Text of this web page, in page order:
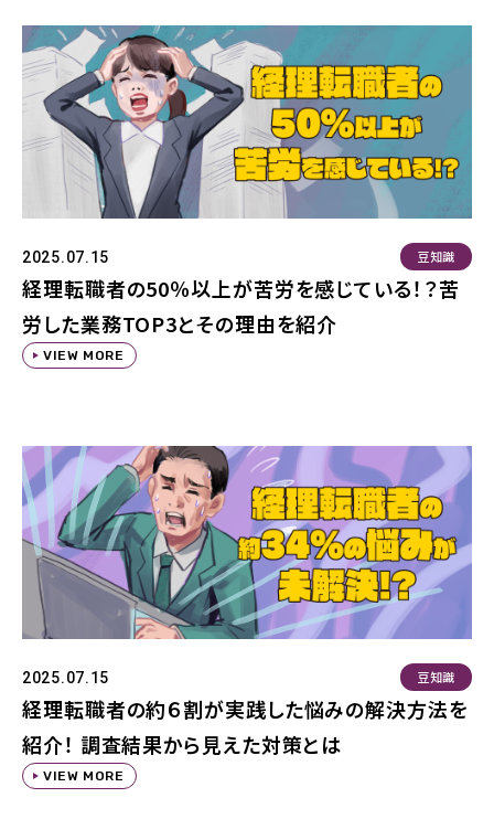
2025.07.15 豆知識
経理転職者の50％以上が苦労を感じている！？苦
労した業務TOP3とその理由を紹介
VIEW MORE
2025.07.15 豆知識
経理転職者の約６割が実践した悩みの解決方法を
紹介！ 調査結果から見えた対策とは
VIEW MORE